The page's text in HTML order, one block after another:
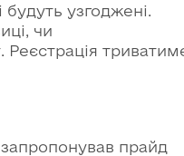
узгоджені.
чи
Реєстрація
прайд